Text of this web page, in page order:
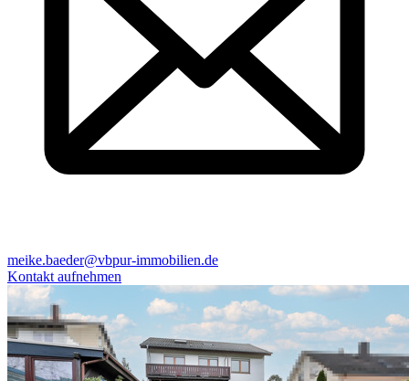
meike.baeder@vbpur-immobilien.de
Kontakt aufnehmen